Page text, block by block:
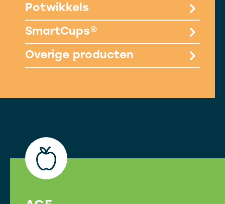
Potwikkels
SmartCups®
Overige producten